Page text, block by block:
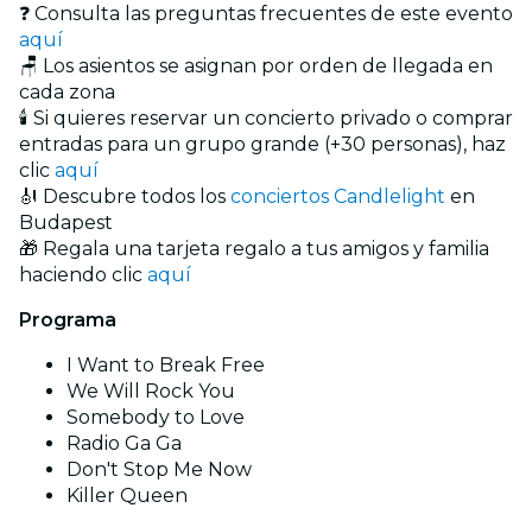
❓ Consulta las preguntas frecuentes de este evento
aquí
🪑 Los asientos se asignan por orden de llegada en
cada zona
🕯️ Si quieres reservar un concierto privado o comprar
entradas para un grupo grande (+30 personas), haz
clic aquí
🎻 Descubre todos los conciertos Candlelight en
Budapest
🎁 Regala una tarjeta regalo a tus amigos y familia
haciendo clic aquí
Programa
I Want to Break Free
We Will Rock You
Somebody to Love
Radio Ga Ga
Don't Stop Me Now
Killer Queen